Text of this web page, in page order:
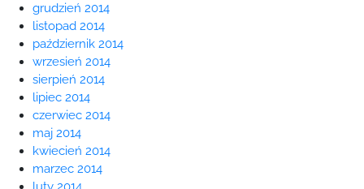
grudzień 2014
listopad 2014
październik 2014
wrzesień 2014
sierpień 2014
lipiec 2014
czerwiec 2014
maj 2014
kwiecień 2014
marzec 2014